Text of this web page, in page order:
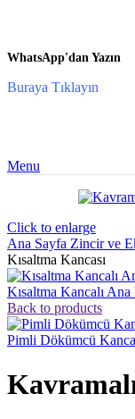
WhatsApp'dan Yazın
Buraya Tıklayın
Menu
Click to enlarge
Ana Sayfa Zincir ve
Kısaltma Kancası
Kısaltma Kancalı
Back to products
Pimli Dökümcü